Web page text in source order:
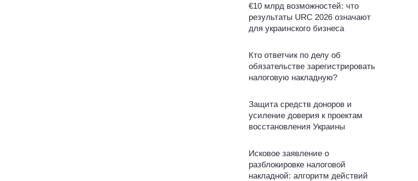
€10 млрд возможностей: что
результаты URC 2026 означают
для украинского бизнеса
Кто ответчик по делу об
обязательстве зарегистрировать
налоговую накладную?
Защита средств доноров и
усиление доверия к проектам
восстановления Украины
Исковое заявление о
разблокировке налоговой
накладной: алгоритм действий